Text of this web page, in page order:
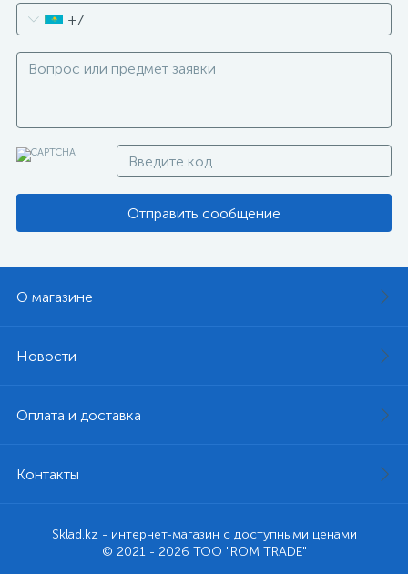
+7
Отправить сообщение
О магазине
Новости
Оплата и доставка
Контакты
Sklad.kz - интернет-магазин с доступными ценами
© 2021 - 2026 ТОО "ROM TRADE"